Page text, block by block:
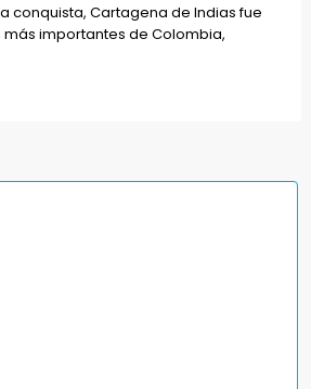
conquista, Cartagena de Indias fue
importantes de Colombia,